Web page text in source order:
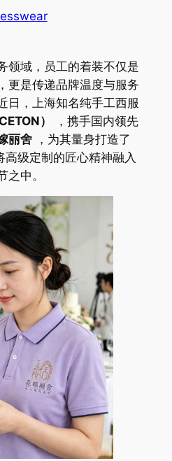
领域，员工的着装不仅是
更是传递品牌温度与服务
日，上海知名纯手工西服
）
，携手国内领先
丽舍，为其量身打造了
级定制的匠心精神融入
中。